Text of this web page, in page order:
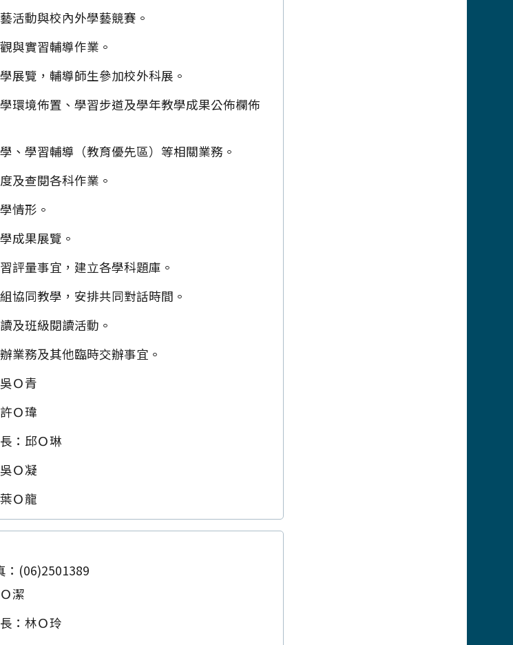
活動與校內外學藝競賽。
與實習輔導作業。
展覽，輔導師生參加校外科展。
環境佈置、學習步道及學年教學成果公佈欄佈
、學習輔導（教育優先區）等相關業務。
及查閱各科作業。
情形。
成果展覽。
評量事宜，建立各學科題庫。
協同教學，安排共同對話時間。
及班級閱讀活動。
業務及其他臨時交辦事宜。
Ｏ青
Ｏ瑋
：邱Ｏ琳
Ｏ凝
Ｏ龍
：(06)2501389
潔
：林Ｏ玲